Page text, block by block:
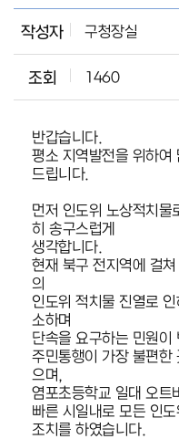
작성자 구청장실
조회 1460
반갑습니다.
평소 지역발전을 위하여
드립니다.
먼저 인도위 노상적치
히 송구스럽게
생각합니다.
현재 북구 전지역에 걸
의
인도위 적치물 진열로
소하며
단속을 요구하는 민원이
주민통행이 가장 불편한
으며,
염포초등학교 일대 오트
빠른 시일내로 모든 인
조치를 하였습니다.